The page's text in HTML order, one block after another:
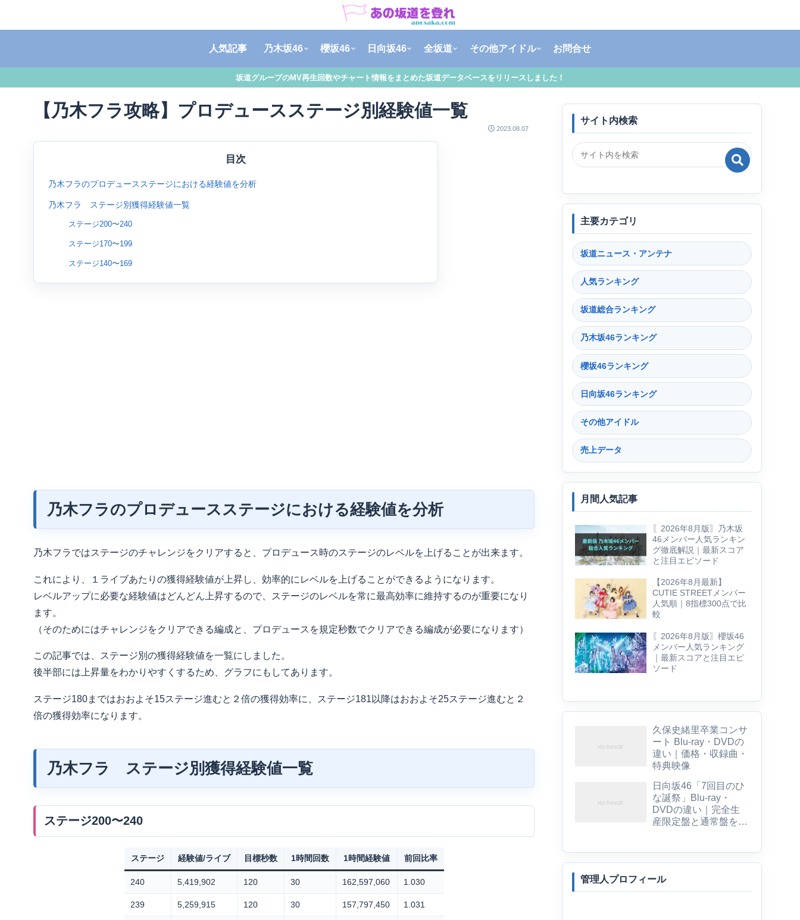
人気記事 乃木坂46 櫻坂46 日向坂46 全坂道 その他アイドル お問合せ
坂道グループのMV再生回数やチャート情報をまとめた坂道データベースをリリースしました！
【乃木フラ攻略】プロデュースステージ別経験値一覧
2023.08.07
目次
乃木フラのプロデュースステージにおける経験値を分析
乃木フラ ステージ別獲得経験値一覧
ステージ200〜240
ステージ170〜199
ステージ140〜169
乃木フラのプロデュースステージにおける経験値を分析
乃木フラではステージのチャレンジをクリアすると、プロデュース時のステージのレベルを上げることが出来ます。
これにより、１ライブあたりの獲得経験値が上昇し、効率的にレベルを上げることができるようになります。
レベルアップに必要な経験値はどんどん上昇するので、ステージのレベルを常に最高効率に維持するのが重要になり
ます。
（そのためにはチャレンジをクリアできる編成と、プロデュースを規定秒数でクリアできる編成が必要になります）
この記事では、ステージ別の獲得経験値を一覧にしました。
後半部には上昇量をわかりやすくするため、グラフにもしてあります。
ステージ180まではおおよそ15ステージ進むと２倍の獲得効率に、ステージ181以降はおおよそ25ステージ進むと２
倍の獲得効率になります。
乃木フラ ステージ別獲得経験値一覧
ステージ200〜240
ステージ 経験値/ライブ 目標秒数 1時間回数 1時間経験値 前回比率
240 5,419,902 120 30 162,597,060 1.030
239 5,259,915 120 30 157,797,450 1.031
サイト内検索
主要カテゴリ
坂道ニュース・アンテナ
人気ランキング
坂道総合ランキング
乃木坂46ランキング
櫻坂46ランキング
日向坂46ランキング
その他アイドル
売上データ
月間人気記事
〖2026年8月版〗乃木坂
46メンバー人気ランキン
グ徹底解説｜最新スコア
と注目エピソード
【2026年8月最新】
CUTIE STREETメンバー
人気順｜8指標300点で比
較
〖2026年8月版〗櫻坂46
メンバー人気ランキング
｜最新スコアと注目エピ
ソード
久保史緒里卒業コンサ
ート Blu-ray・DVDの
違い｜価格・収録曲・
特典映像
日向坂46「7回目のひ
な誕祭」Blu-ray・
DVDの違い｜完全生
産限定盤と通常盤を比
管理人プロフィール